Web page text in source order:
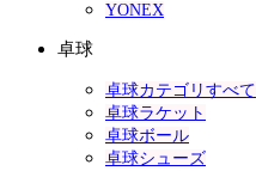
YONEX
卓球
卓球カテゴリすべて
卓球ラケット
卓球ボール
卓球シューズ